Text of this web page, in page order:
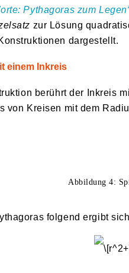
Pythagoras zum
zur Lösung
dargestellt.
einem Inkreis
berührt der Inkreis
von Kreisen mit dem
Abbildung 4:
folgend ergibt